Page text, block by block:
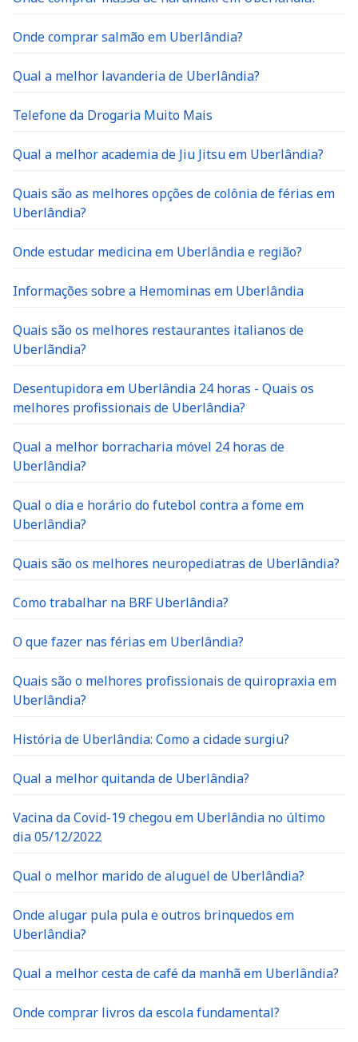
Onde comprar salmão em Uberlândia?
Qual a melhor lavanderia de Uberlândia?
Telefone da Drogaria Muito Mais
Qual a melhor academia de Jiu Jitsu em Uberlândia?
Quais são as melhores opções de colônia de férias em
Uberlândia?
Onde estudar medicina em Uberlândia e região?
Informações sobre a Hemominas em Uberlândia
Quais são os melhores restaurantes italianos de
Uberlãndia?
Desentupidora em Uberlândia 24 horas - Quais os
melhores profissionais de Uberlândia?
Qual a melhor borracharia móvel 24 horas de
Uberlândia?
Qual o dia e horário do futebol contra a fome em
Uberlândia?
Quais são os melhores neuropediatras de Uberlândia?
Como trabalhar na BRF Uberlândia?
O que fazer nas férias em Uberlândia?
Quais são o melhores profissionais de quiropraxia em
Uberlândia?
História de Uberlândia: Como a cidade surgiu?
Qual a melhor quitanda de Uberlândia?
Vacina da Covid-19 chegou em Uberlândia no último
dia 05/12/2022
Qual o melhor marido de aluguel de Uberlândia?
Onde alugar pula pula e outros brinquedos em
Uberlândia?
Qual a melhor cesta de café da manhã em Uberlândia?
Onde comprar livros da escola fundamental?